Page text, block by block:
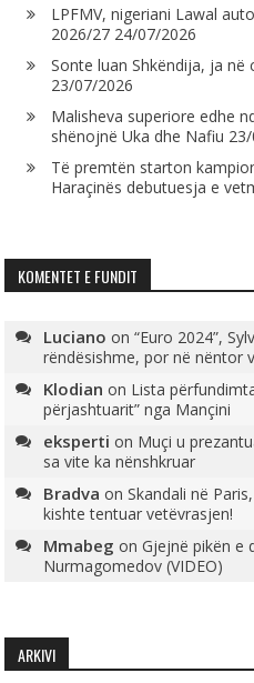
LPFMV, nigeriani Lawal
2026/27 24/07/2026
Sonte luan Shkëndija, ja në
23/07/2026
Malisheva superiore edhe
shënojnë Uka dhe Nafiu
Të premtën starton
Haraçinës debutuesja e
KOMENTET E FUNDIT
Luciano on“Euro 2024”,
rëndësishme, por në nëntor
Klodian on Lista
përjashtuarit” nga Mançini
eksperti on Muçi u
sa vite ka nënshkruar
Bradva onSkandali në
kishte tentuar vetëvrasjen!
Mmabeg onGjejnë pikën e
Nurmagomedov (VIDEO)
ARKIVI